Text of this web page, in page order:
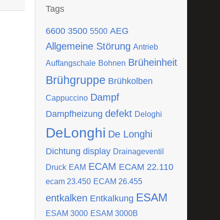
Tags
6600 3500 5500 AEG
Allgemeine Störung Antrieb
Auffangschale Bohnen Brüheinheit
Brühgruppe Brühkolben
Cappuccino Dampf
Dampfheizung defekt Deloghi
DeLonghi De Longhi
Dichtung display Drainageventil
Druck EAM ECAM ECAM 22.110
ecam 23.450 ECAM 26.455
entkalken Entkalkung ESAM
ESAM 3000 ESAM 3000B